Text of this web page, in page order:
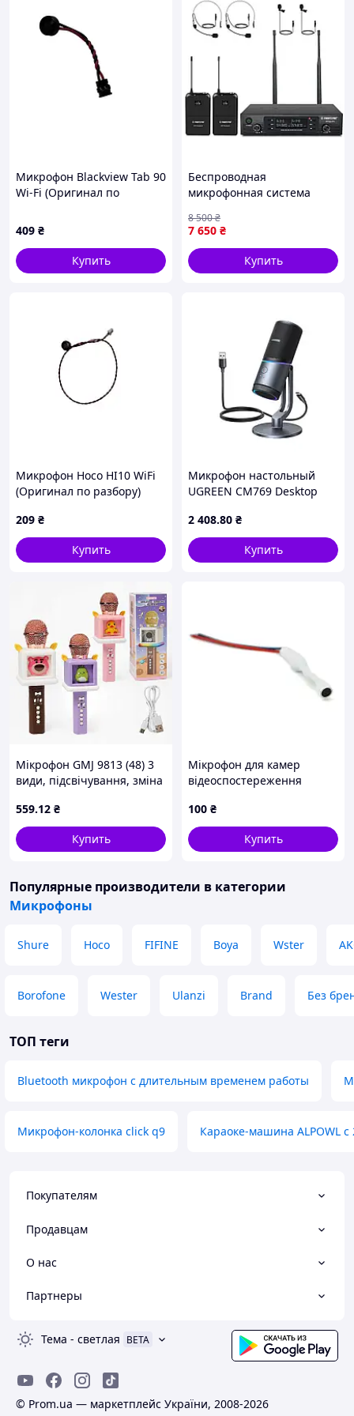
MSDS
Дополнительные функции: шумопоглощение,
Voice Changer, двухканальная запись
Комплектация
• 1 × приемник
•USB-C кабель для зарядки
• Инструкция
• Фирменная упаковка
Микрофон Blackview Tab 90
Wi-Fi (Оригинал по
409 ₴
Купить
Беспроводная
микрофонная система
UHF с автосканом
7 650 ₴
8 500₴
Купить
Микрофон Hoco HI10 WiFi
(Оригинал по разбору)
209 ₴
Купить
Микрофон настольный
UGREEN CM769 Desktop
A) Вark Прay
2 408.80 ₴
Купить
Мікрофон GMJ 9813 (48) 3
види, підсвічування, зміна
гучності, Bluetooth, слот
для TF-карти,слот
559.12 ₴
Купить
Мікрофон для камер
відеоспостереження
100 ₴
Купить
Популярные производители в категории
Микрофоны
Shure Hoco FIFINE Boya Wster
Borofone Wester Ulanzi Brand Без
ТОП теги
Bluetooth микрофон с длительным временем работы
Микрофон-колонка click q9 Караоке-машина ALPOWL
Покупателям
Продавцам
О нас
Партнеры
Тема - светлая BETA
© Prom.ua — маркетплейс України, 2008-2026